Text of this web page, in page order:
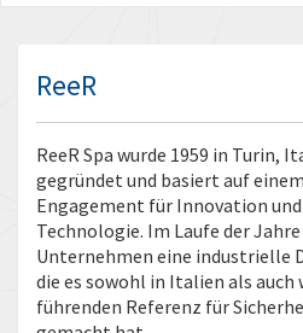
ReeR
ReeR Spa wurde 1959 in Turin,
gegründet und basiert auf
Engagement für Innovation und
Technologie. Im Laufe der
Unternehmen eine industrielle
die es sowohl in Italien als
führenden Referenz für